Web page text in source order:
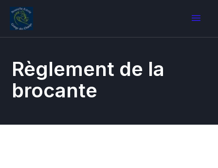
Règlement de la
brocante